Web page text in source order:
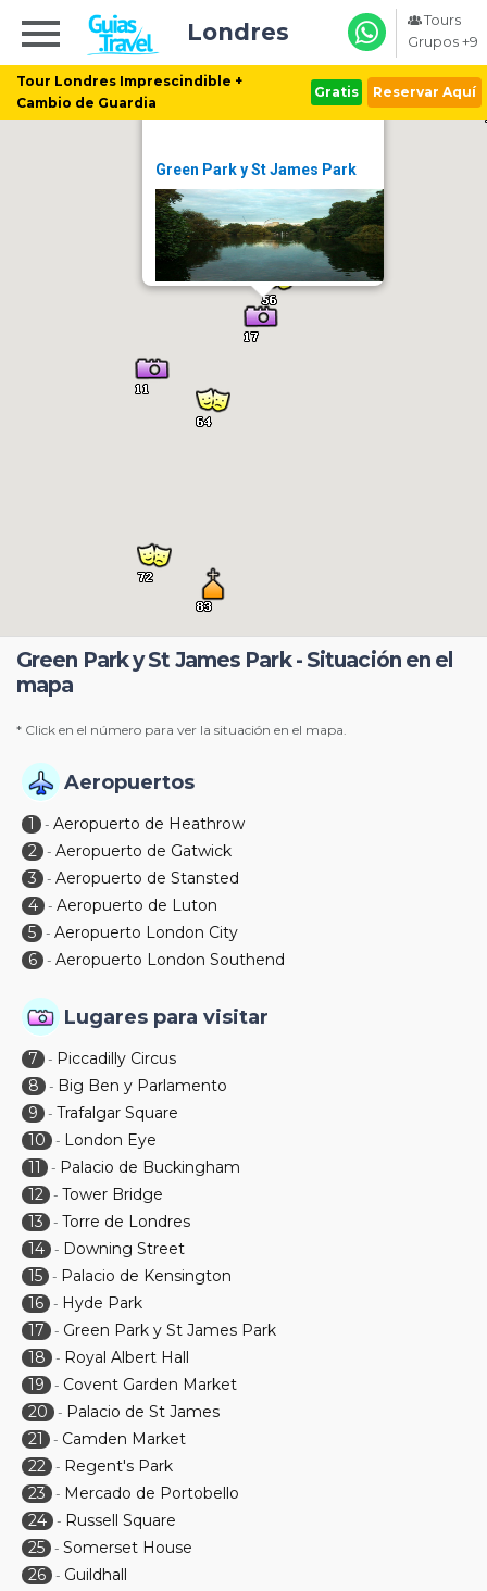
Tour Londres Imprescindible +
Cambio de Guardia
Gratis Reservar Aquí
Londres
Tours
Grupos +9
Green Park y St James Park
Green Park y St James Park - Situación en el
mapa
* Click en el número para ver la situación en el mapa.
Aeropuertos
1 - Aeropuerto de Heathrow
2 - Aeropuerto de Gatwick
3
- Aeropuerto de Stansted
4 - Aeropuerto de Luton
5 - Aeropuerto London City
6 - Aeropuerto London Southend
Lugares para visitar
7 - Piccadilly Circus
8
- Big Ben y Parlamento
9
- Trafalgar Square
10
- London Eye
11
- Palacio de Buckingham
12 - Tower Bridge
13
- Torre de Londres
14 - Downing Street
15 - Palacio de Kensington
16 - Hyde Park
17
- Green Park y St James Park
18
- Royal Albert Hall
19
- Covent Garden Market
20
- Palacio de St James
21
- Camden Market
22 - Regent's Park
23
- Mercado de Portobello
24 - Russell Square
25 - Somerset House
26 - Guildhall